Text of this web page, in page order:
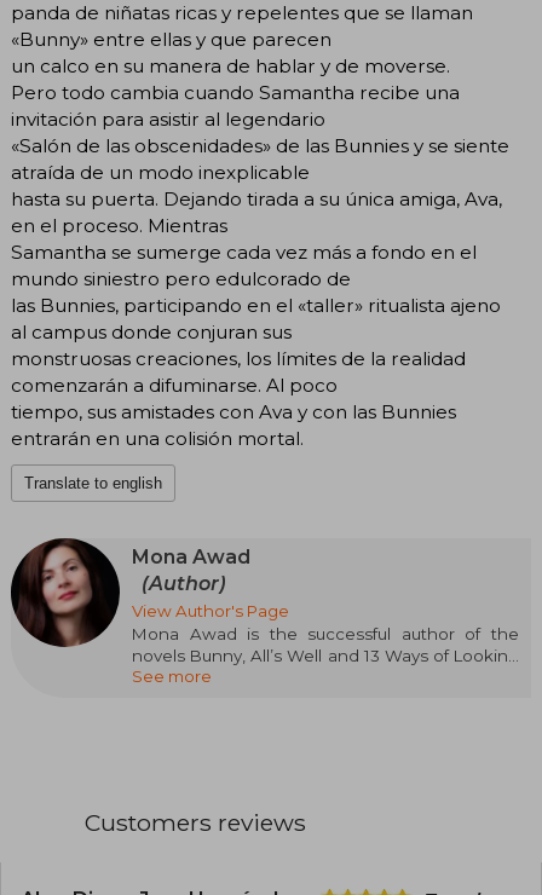
panda de niñatas ricas y repelentes que se llaman
«Bunny» entre ellas y que parecen
un calco en su manera de hablar y de moverse.
Pero todo cambia cuando Samantha recibe una
invitación para asistir al legendario
«Salón de las obscenidades» de las Bunnies y se siente
atraída de un modo inexplicable
hasta su puerta. Dejando tirada a su única amiga, Ava,
en el proceso. Mientras
Samantha se sumerge cada vez más a fondo en el
mundo siniestro pero edulcorado de
las Bunnies, participando en el «taller» ritualista ajeno
al campus donde conjuran sus
monstruosas creaciones, los límites de la realidad
comenzarán a difuminarse. Al poco
tiempo, sus amistades con Ava y con las Bunnies
entrarán en una colisión mortal.
Translate to english
Mona Awad
(Author)
View Author's Page
Mona Awad is the successful author of the
novels Bunny, All’s Well and 13 Ways of Looking
at a Fat Girl. She has been a three-time finalist
New York Times Notable Book. She is a
See more
Customers reviews